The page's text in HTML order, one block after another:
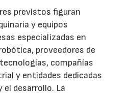
previstos figuran
y equipos
especializadas en
proveedores de
compañías
y entidades dedicadas
desarrollo. La